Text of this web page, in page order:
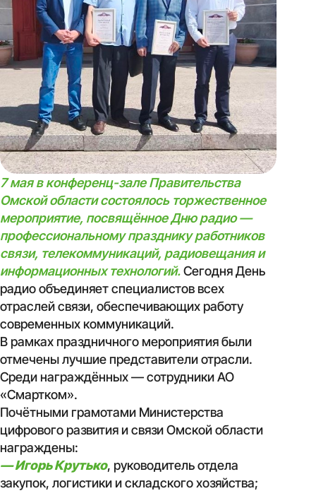
7 мая в конференц-зале Правительства
Омской области состоялось торжественное
мероприятие, посвящённое Дню радио —
профессиональному празднику работников
связи, телекоммуникаций, радиовещания и
информационных технологий.Сегодня День
радио объединяет специалистов всех
отраслей связи, обеспечивающих работу
современных коммуникаций.
В рамках праздничного мероприятия были
отмечены лучшие представители отрасли.
Среди награждённых — сотрудники АО
«Смартком».
Почётными грамотами Министерства
цифрового развития и связи Омской области
награждены:
— Игорь Крутько, руководитель отдела
закупок, логистики и складского хозяйства;